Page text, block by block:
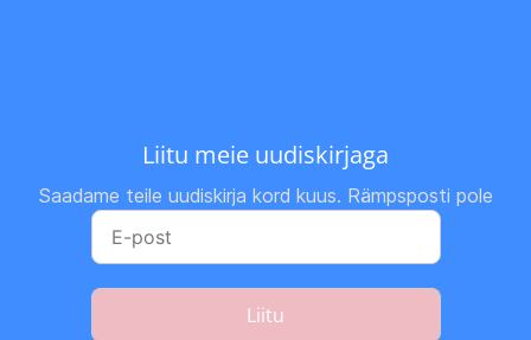
Liitu meie uudiskirjaga
Saadame teile uudiskirja kord kuus. Rämpsposti pole
Liitu